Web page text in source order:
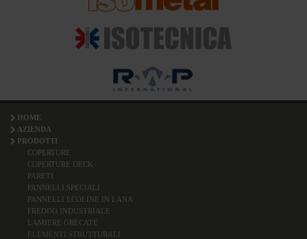
HOME
AZIENDA
PRODOTTI
COPERTURE
COPERTURE DECK
PARETI
PANNELLI SPECIALI
PANNELLI ECOLINE IN LANA
FREDDO INDUSTRIALE
LAMIERE GRECATE
ELEMENTI STRUTTURALI